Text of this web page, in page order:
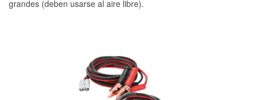
grandes (deben usarse al aire libre).